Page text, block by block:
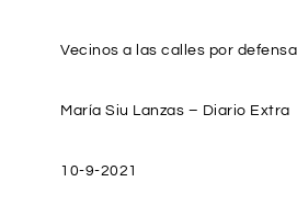
Vecinos a las calles por
María Siu Lanzas – Diario Extra
10-9-2021